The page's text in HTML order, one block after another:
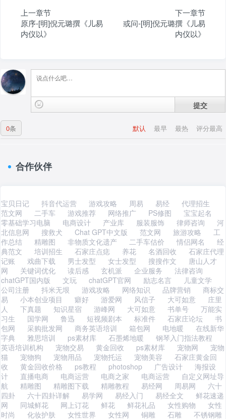
上一章节
原序-[明]倪元璐撰《儿易
内仪以》
下一章节
或问-[明]倪元璐撰《儿易
内仪以》
提交
默认 最早 最热 评分最高
0条
合作伙伴
宝贝日记 抖音代运营 游戏攻略 周易 易经
代理招生
范文网
二手车 游戏推荐 网络推广 PS修图
宝宝起名
零基础学习电脑
电商设计 产业库 服装服饰 律师咨询
河
北信息网
搜救犬 Chat GPT中文版 范文网 旅游攻略
工
作总结
精雕图 非物质文化遗产 二手车估价 情侣网名
经
典范文
培训招生 石家庄点痣 养花 名酒回收
石家庄代理
记账
戏曲下载 男士发型 女士发型 搜搜作文
唐山人才
网
关键词优化 读后感 玄机派 企业服务
法律咨询
chatGPT国内版
文玩 chatGPT官网 励志名言
儿童文学
公司注册
抖米无垠 游戏攻略 网络知识 品牌营销
商标交
易
小本创业项目 癖好 游爱网 风信子 大可如意
庄里
人
下真题 知识星宿 游峰网 大可如意 书单号
万能实
习生
国学网 鲁迅 短视频剧本 标准件 石家庄论坛
书
包网
采购批发网 商务英语培训 箱包网 电地暖
在线新华
字典
雅思培训 ps素材库 石墨烯地暖
钢琴入门指法教程
英语培训机构
宠物交易 黄金回收 ps素材库 宠物网
宠物
猫
宠物狗 宠物用品 宠物托运 宠物美容
石家庄黄金回
收
黄金回收价格 ps教程 photoshop 广告设计
海报设
计
直播电商 电商运营 电商之家 电商运营
自定义网址导
航
精雕图 精雕图下载 精雕教程 易经网 周易网
六十
四卦
六十四卦详解 易学网 易经入门 易经全文
鲜花速递
网
同城鲜花 网上订花 鲜花 鲜花礼品 女性购物
女性
时尚
化妆护肤 女性世界 女性网 铜雕 石雕
不锈钢雕